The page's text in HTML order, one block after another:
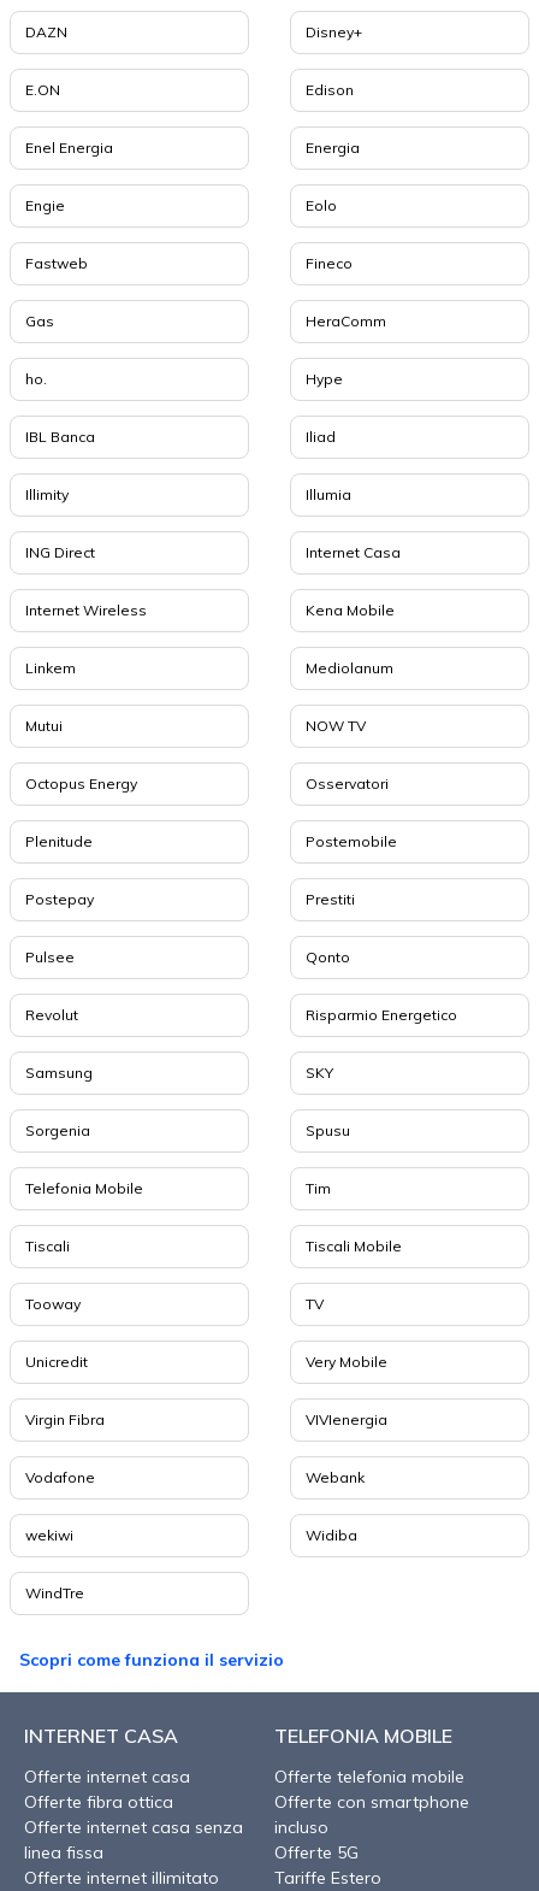
DAZN Disney+
E.ON Edison
Enel Energia Energia
Engie Eolo
Fastweb Fineco
Gas HeraComm
ho. Hype
IBL Banca Iliad
Illimity Illumia
ING Direct Internet Casa
Internet Wireless Kena Mobile
Linkem Mediolanum
Mutui NOW TV
Octopus Energy Osservatori
Plenitude Postemobile
Postepay Prestiti
Pulsee Qonto
Revolut Risparmio Energetico
Samsung SKY
Sorgenia Spusu
Telefonia Mobile Tim
Tiscali Tiscali Mobile
Tooway TV
Unicredit Very Mobile
Virgin Fibra VIVIenergia
Vodafone Webank
wekiwi Widiba
WindTre
Scopri come funziona il servizio
INTERNET CASA
Offerte internet casa
Offerte fibra ottica
Offerte internet casa senza
linea fissa
Offerte internet illimitato
TELEFONIA MOBILE
Offerte telefonia mobile
Offerte con smartphone
incluso
Offerte 5G
Tariffe Estero